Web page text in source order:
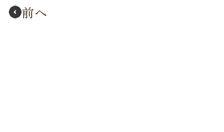
前へ